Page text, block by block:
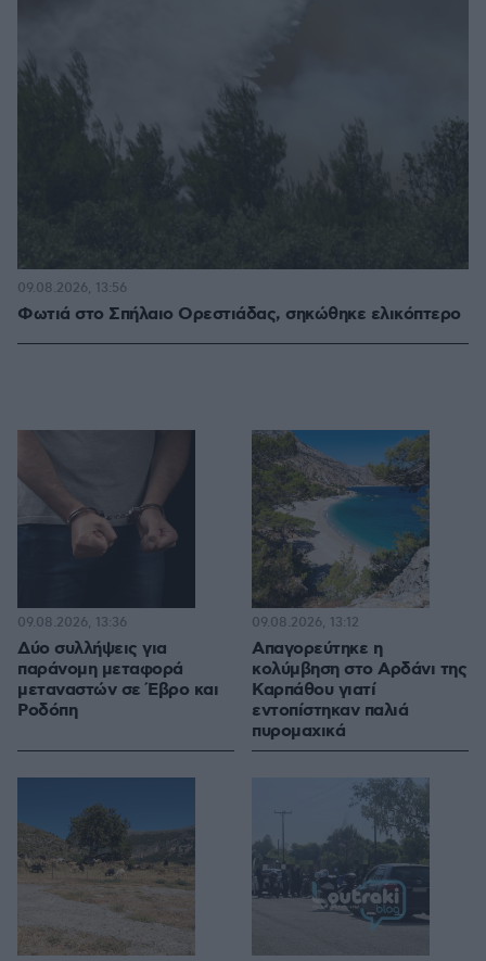
Φωτιά στο Σπήλαιο Ορεστιάδας, σηκώθηκε ελικόπτερο
09.08.2026, 13:56
Δύο συλλήψεις για
παράνομη μεταφορά
μεταναστών σε Έβρο και
Ροδόπη
09.08.2026, 13:36
Απαγορεύτηκε η
κολύμβηση στο Αρδάνι της
Καρπάθου γιατί
εντοπίστηκαν παλιά
πυρομαχικά
09.08.2026, 13:12